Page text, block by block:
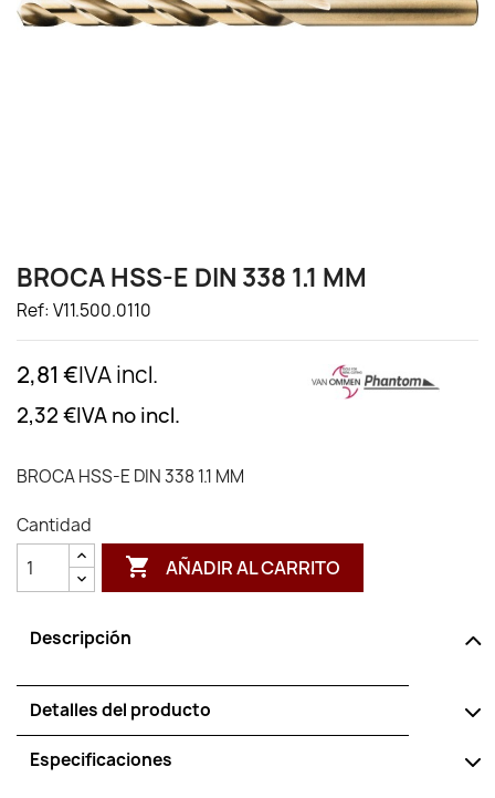
BROCA HSS-E DIN 338 1.1 MM
Ref: V11.500.0110
2,81 €IVA incl.
2,32 €IVA no incl.
BROCA HSS-E DIN 338 1.1 MM
Cantidad
 AÑADIR AL CARRITO
Descripción
Detalles del producto
Especificaciones